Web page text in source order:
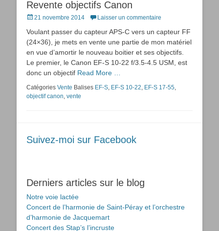
Revente objectifs Canon
Posted
21 novembre 2014 Laisser un commentaire
Voulant passer du capteur APS-C vers un capteur FF
(24×36), je mets en vente une partie de mon matériel
en vue d’amortir le nouveau boitier et ses objectifs.
Le premier, le Canon EF-S 10-22 f/3.5-4.5 USM, est
donc un objectif Read More …
Catégories Vente Balises EF-S EF-S 10-22 EF-S 17-55
objectif canon vente
Suivez-moi sur Facebook
Derniers articles sur le blog
Notre voie lactée
Concert de l’harmonie de Saint-Péray et l’orchestre
d’harmonie de Jacquemart
Concert des Stap’s l’incruste